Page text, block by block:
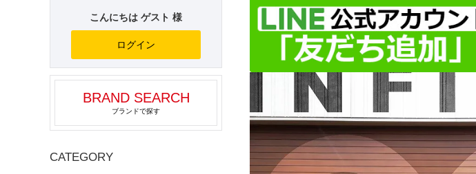
こんにちは ゲスト 様
ログイン
BRAND SEARCH
ブランドで探す
CATEGORY